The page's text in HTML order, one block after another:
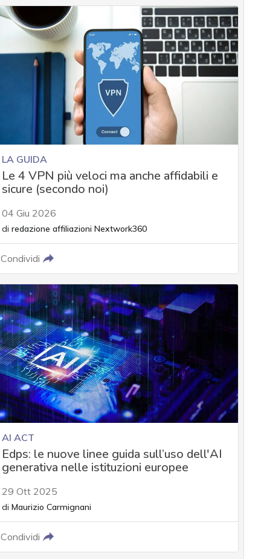
LA GUIDA
Le 4 VPN più veloci ma anche affidabili e
sicure (secondo noi)
04 Giu 2026
di redazione affiliazioni Nextwork360
Condividi
AI ACT
Edps: le nuove linee guida sull’uso dell'AI
generativa nelle istituzioni europee
29 Ott 2025
di Maurizio Carmignani
Condividi